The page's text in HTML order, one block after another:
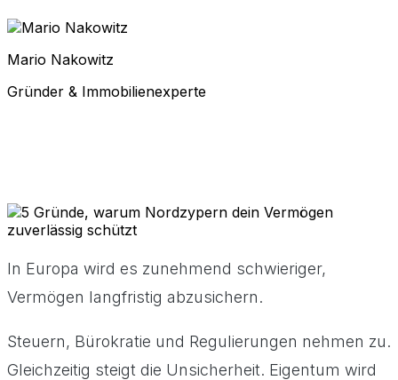
Mario Nakowitz
Gründer & Immobilienexperte
In Europa wird es zunehmend schwieriger,
Vermögen langfristig abzusichern.
Steuern, Bürokratie und Regulierungen nehmen zu.
Gleichzeitig steigt die Unsicherheit. Eigentum wird